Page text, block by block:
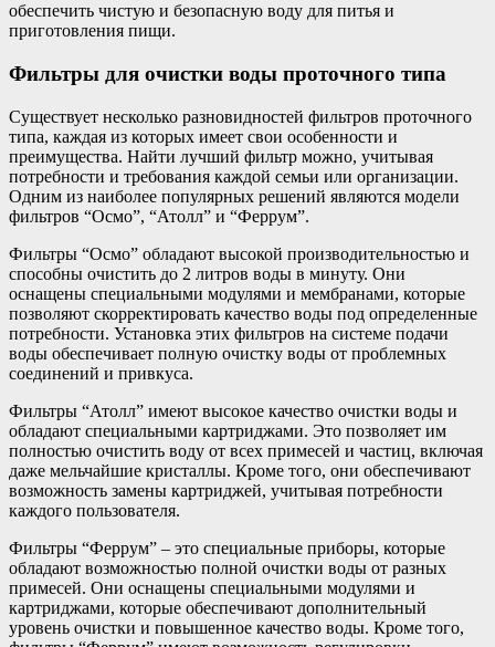
обеспечить чистую и безопасную воду для питья и
приготовления пищи.
Фильтры для очистки воды проточного типа
Существует несколько разновидностей фильтров проточного
типа, каждая из которых имеет свои особенности и
преимущества. Найти лучший фильтр можно, учитывая
потребности и требования каждой семьи или организации.
Одним из наиболее популярных решений являются модели
фильтров “Осмо”, “Атолл” и “Феррум”.
Фильтры “Осмо” обладают высокой производительностью и
способны очистить до 2 литров воды в минуту. Они
оснащены специальными модулями и мембранами, которые
позволяют скорректировать качество воды под определенные
потребности. Установка этих фильтров на системе подачи
воды обеспечивает полную очистку воды от проблемных
соединений и привкуса.
Фильтры “Атолл” имеют высокое качество очистки воды и
обладают специальными картриджами. Это позволяет им
полностью очистить воду от всех примесей и частиц, включая
даже мельчайшие кристаллы. Кроме того, они обеспечивают
возможность замены картриджей, учитывая потребности
каждого пользователя.
Фильтры “Феррум” – это специальные приборы, которые
обладают возможностью полной очистки воды от разных
примесей. Они оснащены специальными модулями и
картриджами, которые обеспечивают дополнительный
уровень очистки и повышенное качество воды. Кроме того,